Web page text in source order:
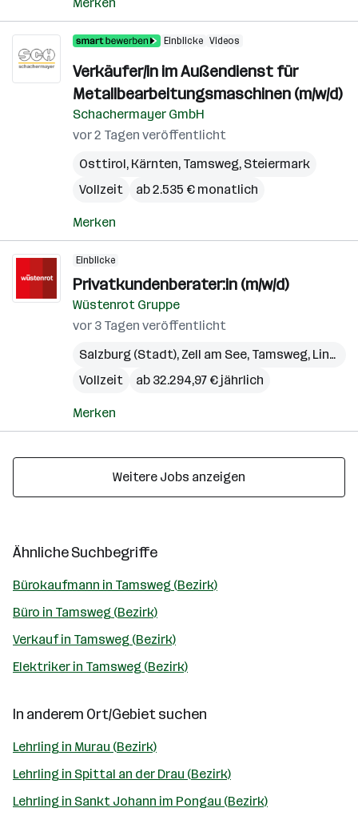
Einblicke Videos
Verkäufer/in im Außendienst für
Metallbearbeitungsmaschinen (m/w/d)
Schachermayer GmbH
vor 2 Tagen veröffentlicht
Osttirol, Kärnten, Tamsweg, Steiermark
Vollzeit
ab 2.535 € monatlich
Merken
Einblicke
Privatkundenberater:in (m/w/d)
Wüstenrot Gruppe
vor 3 Tagen veröffentlicht
Salzburg (Stadt), Zell am See, Tamsweg, Linz
Vollzeit
ab 32.294,97 € jährlich
Merken
Weitere Jobs anzeigen
Ähnliche Suchbegriffe
Bürokaufmann in Tamsweg (Bezirk)
Büro in Tamsweg (Bezirk)
Verkauf in Tamsweg (Bezirk)
Elektriker in Tamsweg (Bezirk)
In anderem Ort/Gebiet suchen
Lehrling in Murau (Bezirk)
Lehrling in Spittal an der Drau (Bezirk)
Lehrling in Sankt Johann im Pongau (Bezirk)